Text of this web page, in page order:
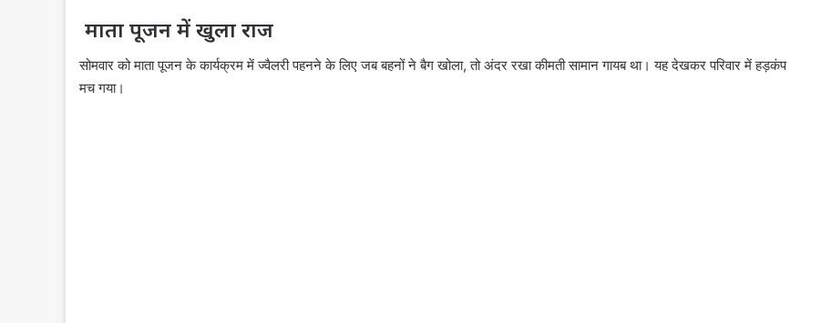
माता पूजन में खुला राज
सोमवार को माता पूजन के कार्यक्रम में ज्वैलरी पहनने के लिए जब बहनों ने बैग खोला, तो अंदर रखा कीमती सामान गायब था। यह देखकर परिवार में हड़कंप
मच गया।